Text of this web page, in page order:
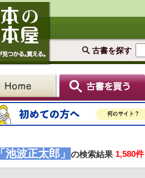
古書を探す
「池波正太郎」 の検索結果 1,580件